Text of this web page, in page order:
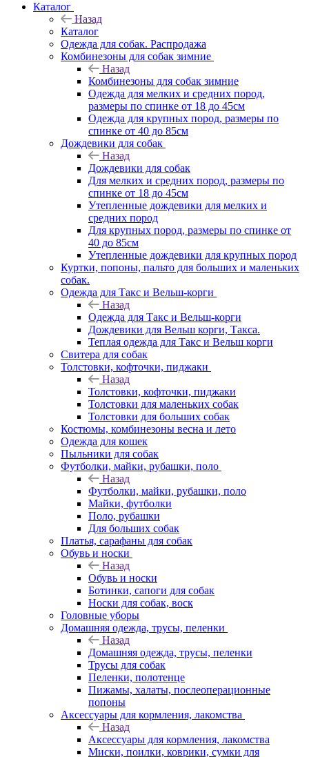
Каталог
Назад
Каталог
Одежда для собак. Распродажа
Комбинезоны для собак зимние
Назад
Комбинезоны для собак зимние
Одежда для мелких и средних пород,
размеры по спинке от 18 до 45см
Одежда для крупных пород, размеры по
спинке от 40 до 85см
Дождевики для собак
Назад
Дождевики для собак
Для мелких и средних пород, размеры по
спинке от 18 до 45см
Утепленные дождевики для мелких и
средних пород
Для крупных пород, размеры по спинке от
40 до 85см
Утепленные дождевики для крупных пород
Куртки, попоны, пальто для больших и маленьких
собак.
Одежда для Такс и Вельш-корги
Назад
Одежда для Такс и Вельш-корги
Дождевики для Вельш корги, Такса.
Теплая одежда для Такс и Вельш корги
Свитера для собак
Толстовки, кофточки, пиджаки
Назад
Толстовки, кофточки, пиджаки
Толстовки для маленьких собак
Толстовки для больших собак
Костюмы, комбинезоны весна и лето
Одежда для кошек
Пыльники для собак
Футболки, майки, рубашки, поло
Назад
Футболки, майки, рубашки, поло
Майки, футболки
Поло, рубашки
Для больших собак
Платья, сарафаны для собак
Обувь и носки
Назад
Обувь и носки
Ботинки, сапоги для собак
Носки для собак, воск
Головные уборы
Домашняя одежда, трусы, пеленки
Назад
Домашняя одежда, трусы, пеленки
Трусы для собак
Пеленки, полотенце
Пижамы, халаты, послеоперационные
попоны
Аксессуары для кормления, лакомства
Назад
Аксессуары для кормления, лакомства
Миски, поилки, коврики, сумки для